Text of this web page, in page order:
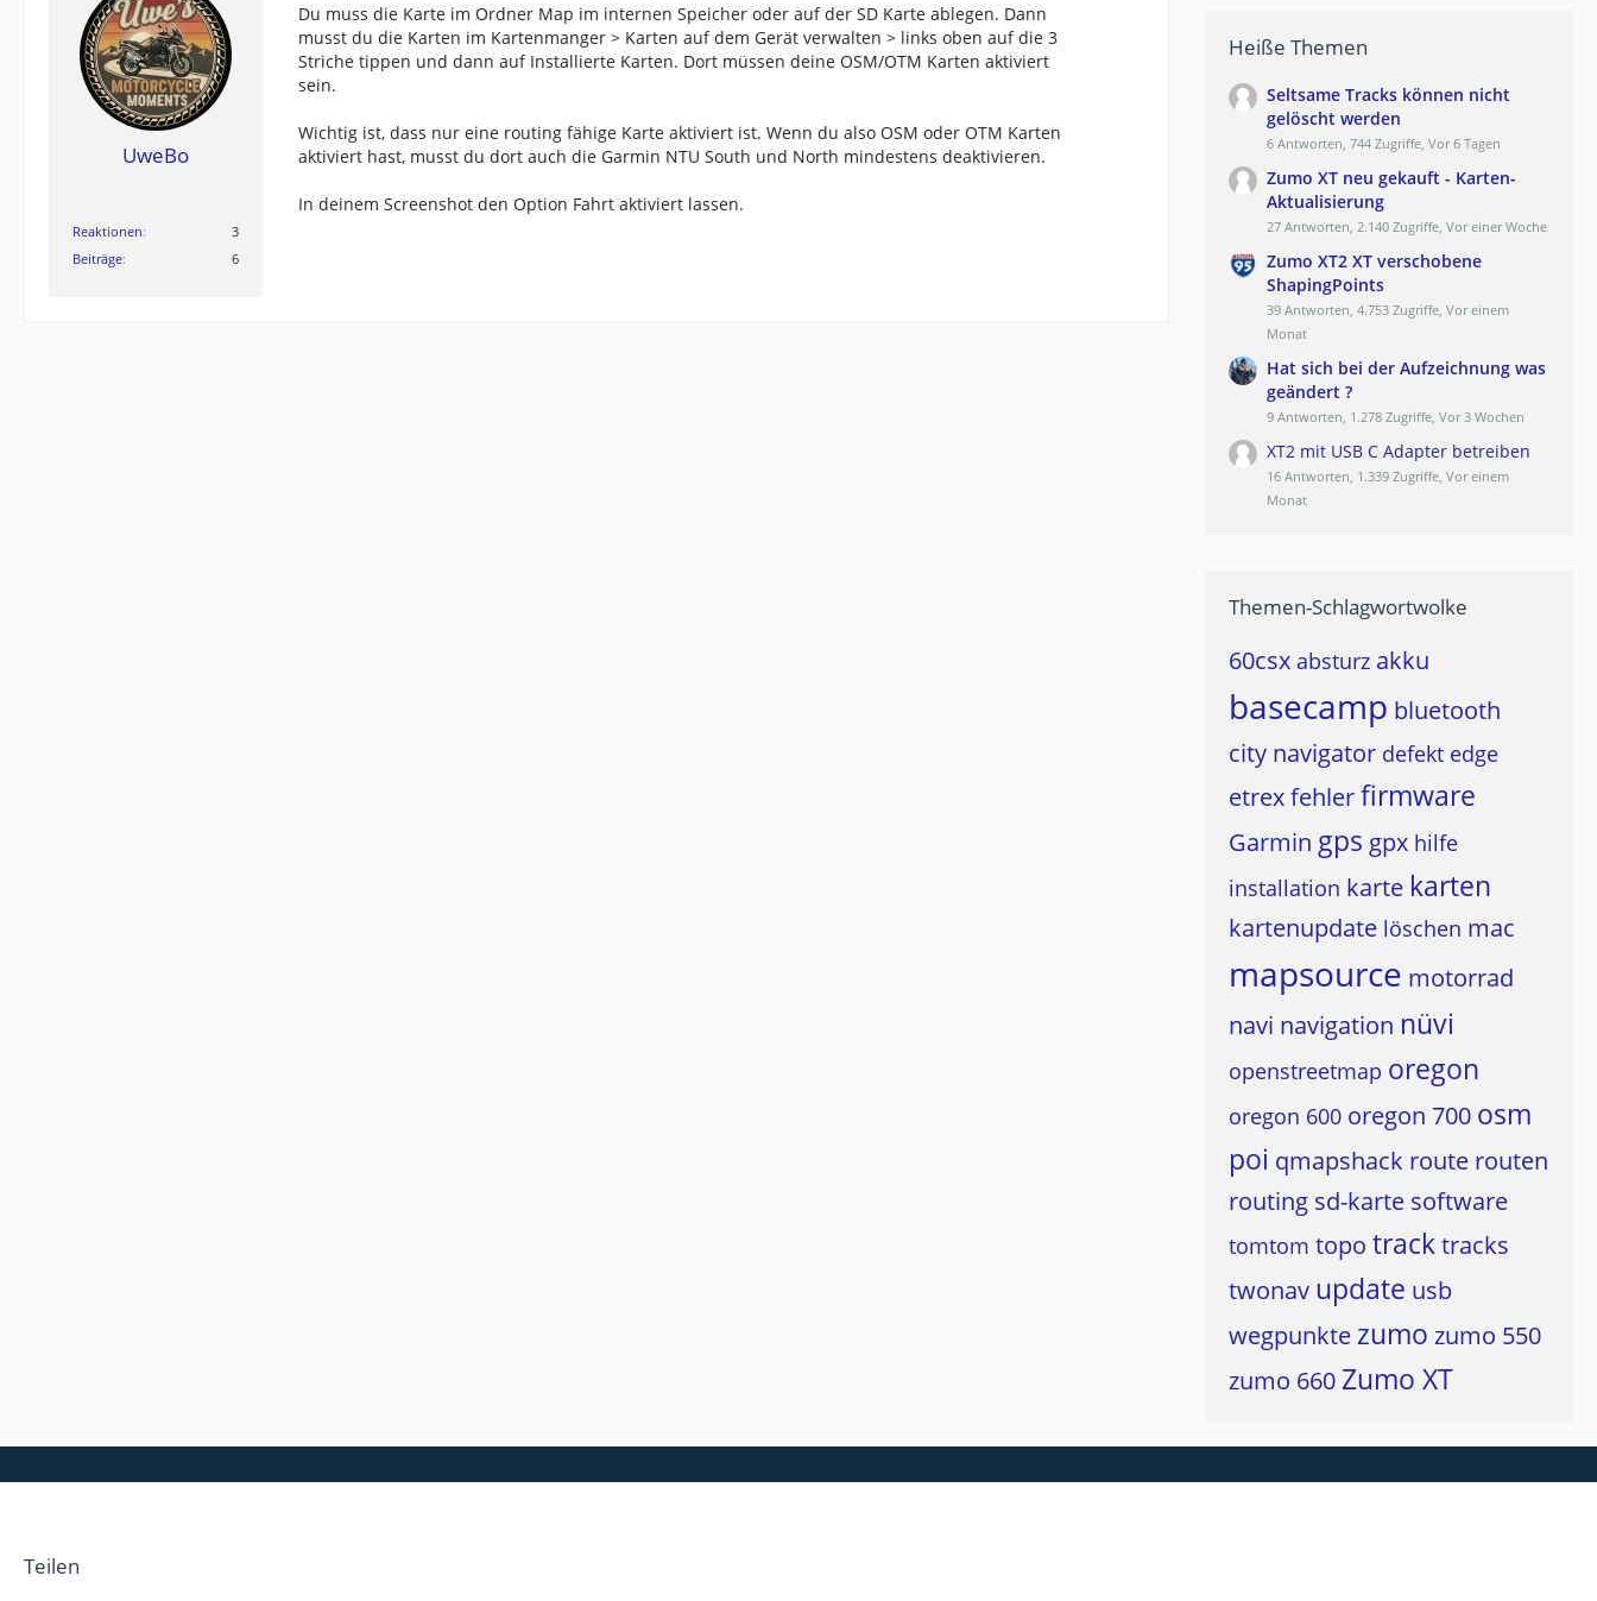
UweBo
Reaktionen
3
Beiträge
6
Du muss die Karte im Ordner Map im internen Speicher oder auf der SD Karte ablegen. Dann
musst du die Karten im Kartenmanger > Karten auf dem Gerät verwalten > links oben auf die 3
Striche tippen und dann auf Installierte Karten. Dort müssen deine OSM/OTM Karten aktiviert
sein.
Wichtig ist, dass nur eine routing fähige Karte aktiviert ist. Wenn du also OSM oder OTM Karten
aktiviert hast, musst du dort auch die Garmin NTU South und North mindestens deaktivieren.
In deinem Screenshot den Option Fahrt aktiviert lassen.
Heiße Themen
Seltsame Tracks können nicht
gelöscht werden
6 Antworten, 744 Zugriffe, Vor 6 Tagen
Zumo XT neu gekauft - Karten-
Aktualisierung
27 Antworten, 2.140 Zugriffe, Vor einer Woche
Zumo XT2 XT verschobene
ShapingPoints
39 Antworten, 4.753 Zugriffe, Vor einem
Monat
Hat sich bei der Aufzeichnung was
geändert ?
9 Antworten, 1.278 Zugriffe, Vor 3 Wochen
XT2 mit USB C Adapter betreiben
16 Antworten, 1.339 Zugriffe, Vor einem
Monat
Themen-Schlagwortwolke
60csx absturz akku
basecamp bluetooth
city navigator defekt edge
etrexfehlerfirmware
Garmin gps gpx hilfe
installation karte karten
kartenupdate löschen mac
mapsource motorrad
navi navigation nüvi
openstreetmap oregon
oregon 600 oregon 700 osm
poi qmapshack route routen
routing sd-karte software
tomtom topo tracktracks
twonav update usb
wegpunkte zumo zumo 550
zumo 660 Zumo XT
Teilen